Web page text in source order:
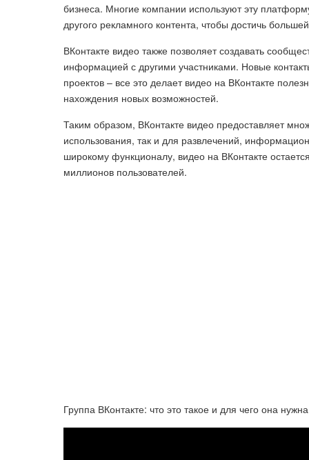
бизнеса. Многие компании используют эту
другого рекламного контента, чтобы достичь
ВКонтакте видео также позволяет создавать
информацией с другими участниками. Новые
проектов – все это делает видео на ВКонтакте
нахождения новых возможностей.
Таким образом, ВКонтакте видео предоставляет
использования, так и для развлечений,
широкому функционалу, видео на ВКонтакте
миллионов пользователей.
Группа ВКонтакте: что это такое и для чего она